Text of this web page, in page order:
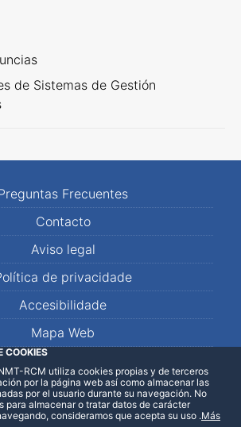
de Sistemas de Gestión
Frecuentes
Contacto
Aviso legal
de privacidade
Accesibilidade
Mapa Web
WhatsApp
COOKIES
RCM utiliza cookies propias y de terceros
por la página web así como almacenar las
por el usuario durante su navegación. No
para almacenar o tratar datos de carácter
consideramos que acepta su uso .Más